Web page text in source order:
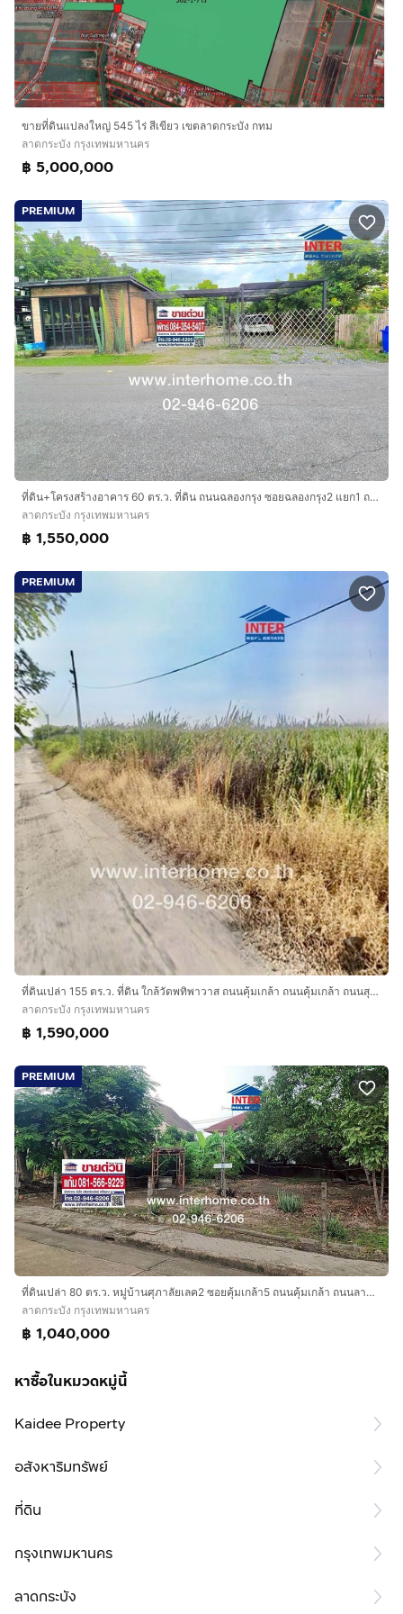
ขายที่ดินแปลงใหญ่ 545 ไร่ สีเขียว เขตลาดกระบัง กทม
ลาดกระบัง กรุงเทพมหานคร
฿ 5,000,000
PREMIUM
ที่ดิน+โครงสร้างอาคาร 60 ตร.ว. ที่ดิน ถนนฉลองกรุง ซอยฉลองกรุง2 แยก1 ถนนฉลองกรุง เขตลาดกระบัง กรุงเทพมหานคร
ลาดกระบัง กรุงเทพมหานคร
฿ 1,550,000
PREMIUM
ที่ดินเปล่า 155 ตร.ว. ที่ดิน ใกล้วัดพทิพาวาส ถนนคุ้มเกล้า ถนนคุ้มเกล้า ถนนสุวินทวงศ์ แขวงคลองสามประเวศ เขตลาดกระบัง กรุงเทพมหานคร
ลาดกระบัง กรุงเทพมหานคร
฿ 1,590,000
PREMIUM
ที่ดินเปล่า 80 ตร.ว. หมู่บ้านศุภาลัยเลค2 ซอยคุ้มเกล้า5 ถนนคุ้มเกล้า ถนนลาดกระบัง เขตลาดกระบัง กรุงเทพมหานคร
ลาดกระบัง กรุงเทพมหานคร
฿ 1,040,000
หาซื้อในหมวดหมู่นี้
Kaidee Property
อสังหาริมทรัพย์
ที่ดิน
กรุงเทพมหานคร
ลาดกระบัง